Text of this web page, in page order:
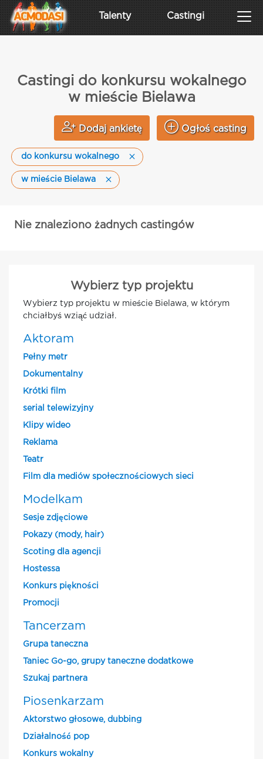
Talenty Castingi
Castingi do konkursu wokalnego
w mieście Bielawa
Dodaj ankietę Ogłoś casting
do konkursu wokalnego
w mieście Bielawa
Nie znaleziono żadnych castingów
Wybierz typ projektu
Wybierz typ projektu w mieście Bielawa, w którym
chciałbyś wziąć udział.
Aktoram
Pełny metr
Dokumentalny
Krótki film
serial telewizyjny
Klipy wideo
Reklama
Teatr
Film dla mediów społecznościowych sieci
Modelkam
Sesje zdjęciowe
Pokazy (mody, hair)
Scoting dla agencji
Hostessa
Konkurs piękności
Promocji
Tancerzam
Grupa taneczna
Taniec Go-go, grupy taneczne dodatkowe
Szukaj partnera
Piosenkarzam
Aktorstwo głosowe, dubbing
Działalność pop
Konkurs wokalny